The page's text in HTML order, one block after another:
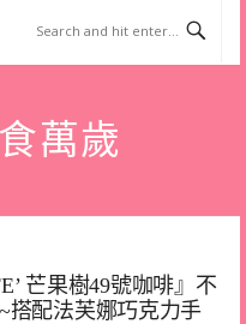
萬歲
芒果樹49號咖啡』不
搭配法芙娜巧克力手